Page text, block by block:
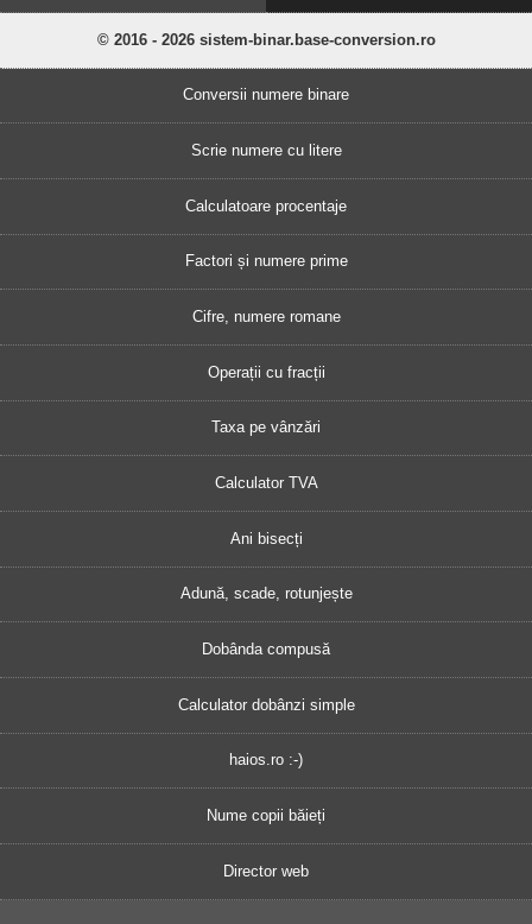
© 2016 - 2026 sistem-binar.base-conversion.ro
Conversii numere binare
Scrie numere cu litere
Calculatoare procentaje
Factori și numere prime
Cifre, numere romane
Operații cu fracții
Taxa pe vânzări
Calculator TVA
Ani bisecți
Adună, scade, rotunjește
Dobânda compusă
Calculator dobânzi simple
haios.ro :-)
Nume copii băieți
Director web